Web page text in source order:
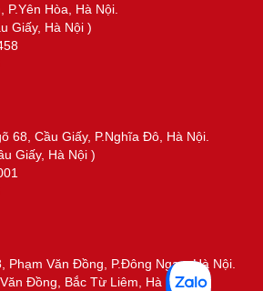
Hòa, Hà Nội.
Giấy, Hà Nội )
68, Cầu Giấy, P.Nghĩa Đô, Hà Nội.
Giấy, Hà Nội )
Phạm Văn Đồng, P.Đông Ngạc, Hà Nội.
Đồng, Bắc Từ Liêm, Hà Nội )